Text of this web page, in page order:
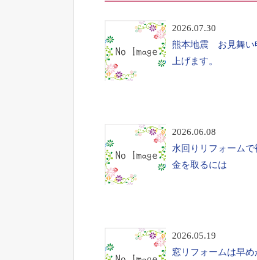
2026.07.30
熊本地震 お見舞い
上げます。
2026.06.08
水回りリフォームで
金を取るには
2026.05.19
窓リフォームは早め